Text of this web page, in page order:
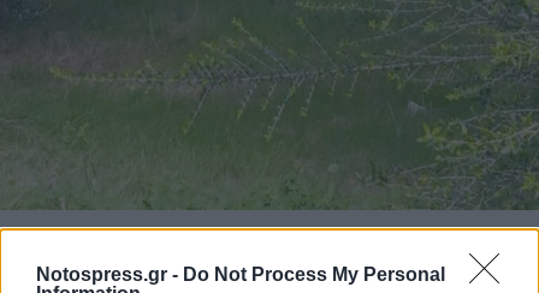
Notospress.gr - Do Not Process My Personal
Πώς να βοηθήσετε έναν άνθρωπο με